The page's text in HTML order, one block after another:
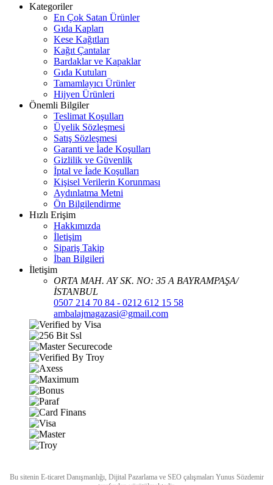
Kategoriler
En Çok Satan Ürünler
Gıda Kapları
Kese Kağıtları
Kağıt Çantalar
Bardaklar ve Kapaklar
Gıda Kutuları
Tamamlayıcı Ürünler
Hijyen Ürünleri
Önemli Bilgiler
Teslimat Koşulları
Üyelik Sözleşmesi
Satış Sözleşmesi
Garanti ve İade Koşulları
Gizlilik ve Güvenlik
İptal ve İade Koşulları
Kişisel Verilerin Korunması
Aydınlatma Metni
Ön Bilgilendirme
Hızlı Erişim
Hakkımızda
İletişim
Sipariş Takip
İban Bilgileri
İletişim
ORTA MAH. AY SK. NO: 35 A BAYRAMPAŞA/
İSTANBUL
0507 214 70 84 - 0212 612 15 58
ambalajmagazasi@gmail.com
Bu sitenin E-ticaret Danışmanlığı Dijital Pazarlamave SEO çalışmaları Yunus Sözdemir